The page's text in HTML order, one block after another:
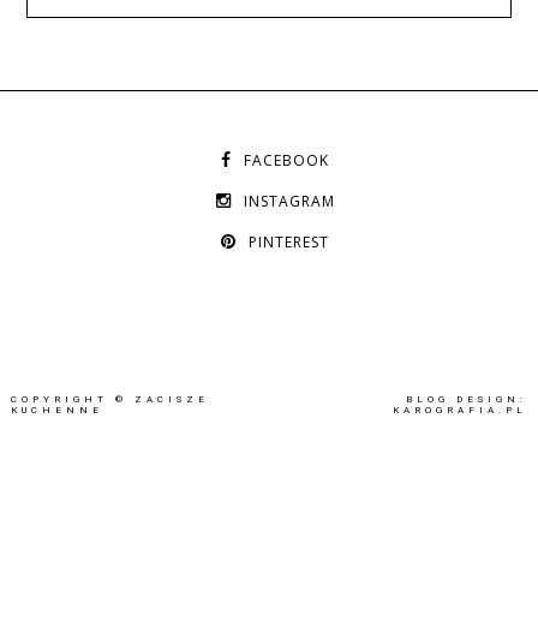
FACEBOOK
INSTAGRAM
PINTEREST
COPYRIGHT ©
ZACISZE
KUCHENNE
BLOG DESIGN:
KAROGRAFIA.PL